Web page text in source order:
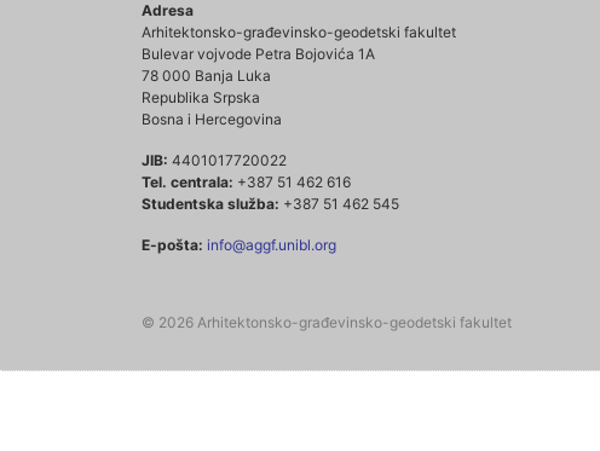
Adresa
Arhitektonsko-građevinsko-geodetski fakultet
Bulevar vojvode Petra Bojovića 1A
78 000 Banja Luka
Republika Srpska
Bosna i Hercegovina
JIB: 4401017720022
Tel. centrala: +387 51 462 616
Studentska služba: +387 51 462 545
E-pošta: info@aggf.unibl.org
© 2026 Arhitektonsko-građevinsko-geodetski fakultet